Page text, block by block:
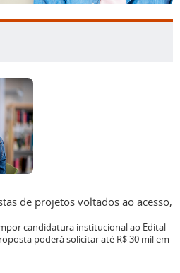
de projetos voltados ao acesso,
candidatura institucional ao Edital
poderá solicitar até R$ 30 mil em